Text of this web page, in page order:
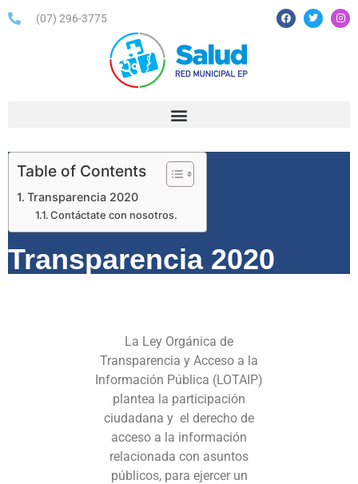
(07) 296-3775
Table of Contents
Transparencia 2020
Contáctate con nosotros.
Transparencia 2020
​​La Ley Orgánica de
Transparencia y Acceso a la
Información Pública (LOTAIP)
plantea la participación
ciudadana y el derecho de
acceso a la información
relacionada con asuntos
públicos, para ejercer un